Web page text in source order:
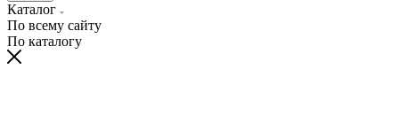
Каталог
По всему сайту
По каталогу